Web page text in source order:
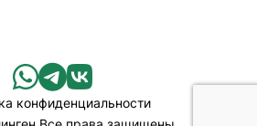
конфиденциальности